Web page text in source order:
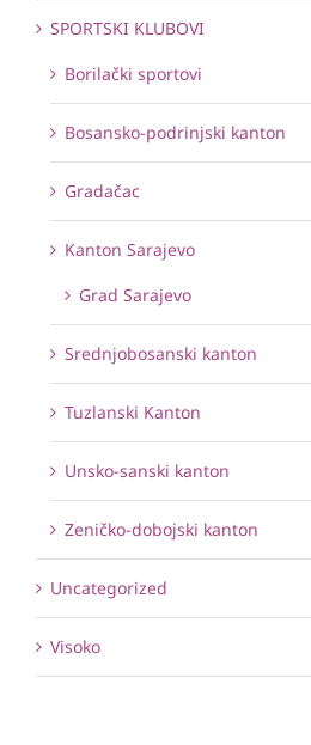
SPORTSKI KLUBOVI
Borilački sportovi
Bosansko-podrinjski kanton
Gradačac
Kanton Sarajevo
Grad Sarajevo
Srednjobosanski kanton
Tuzlanski Kanton
Unsko-sanski kanton
Zeničko-dobojski kanton
Uncategorized
Visoko